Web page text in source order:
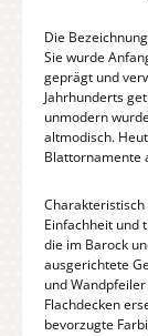
Die
Sie wurde
geprägt und
Jahrhunderts
unmodern
altmodisch.
Blattornamente
Einfachheit und
die im Barock
ausgerichtete
und
Flachdecken
bevorzugte